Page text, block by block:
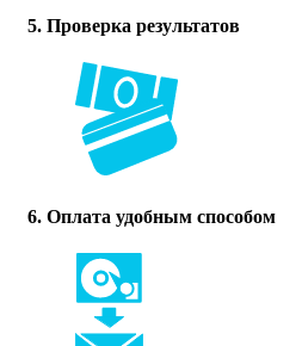
5. Проверка результатов
6. Оплата удобным способом